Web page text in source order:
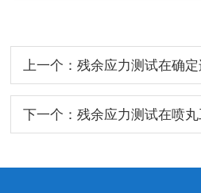
上一个：残余应力测试在确
下一个：残余应力测试在喷